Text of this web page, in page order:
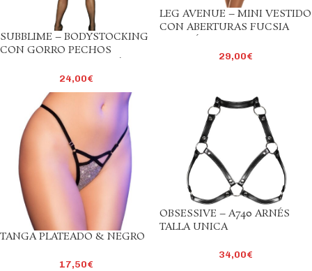
SUBBLIME – BODYSTOCKING
CON GORRO PECHOS
24,00€
LEG AVENUE – MINI VESTIDO
CON ABERTURAS FUCSIA
29,00€
TANGA PLATEADO & NEGRO
17,50€
OBSESSIVE – A740 ARNÉS
TALLA UNICA
34,00€